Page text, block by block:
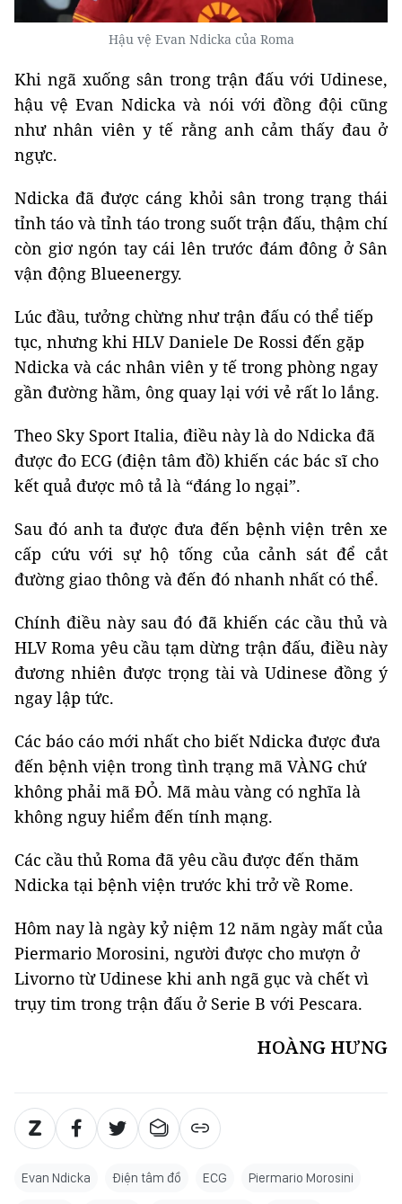
Hậu vệ Evan Ndicka của Roma
Khi ngã xuống sân trong trận đấu với Udinese,
hậu vệ Evan Ndicka và nói với đồng đội cũng
như nhân viên y tế rằng anh cảm thấy đau ở
ngực.
Ndicka đã được cáng khỏi sân trong trạng thái
tỉnh táo và tỉnh táo trong suốt trận đấu, thậm chí
còn giơ ngón tay cái lên trước đám đông ở Sân
vận động Blueenergy.
Lúc đầu, tưởng chừng như trận đấu có thể tiếp
tục, nhưng khi HLV Daniele De Rossi đến gặp
Ndicka và các nhân viên y tế trong phòng ngay
gần đường hầm, ông quay lại với vẻ rất lo lắng.
Theo Sky Sport Italia, điều này là do Ndicka đã
được đo ECG (điện tâm đồ) khiến các bác sĩ cho
kết quả được mô tả là “đáng lo ngại”.
Sau đó anh ta được đưa đến bệnh viện trên xe
cấp cứu với sự hộ tống của cảnh sát để cắt
đường giao thông và đến đó nhanh nhất có thể.
Chính điều này sau đó đã khiến các cầu thủ và
HLV Roma yêu cầu tạm dừng trận đấu, điều này
đương nhiên được trọng tài và Udinese đồng ý
ngay lập tức.
Các báo cáo mới nhất cho biết Ndicka được đưa
đến bệnh viện trong tình trạng mã VÀNG chứ
không phải mã ĐỎ. Mã màu vàng có nghĩa là
không nguy hiểm đến tính mạng.
Các cầu thủ Roma đã yêu cầu được đến thăm
Ndicka tại bệnh viện trước khi trở về Rome.
Hôm nay là ngày kỷ niệm 12 năm ngày mất của
Piermario Morosini, người được cho mượn ở
Livorno từ Udinese khi anh ngã gục và chết vì
trụy tim trong trận đấu ở Serie B với Pescara.
HOÀNG HƯNG
Evan Ndicka Điện tâm đồ ECG Piermario Morosini